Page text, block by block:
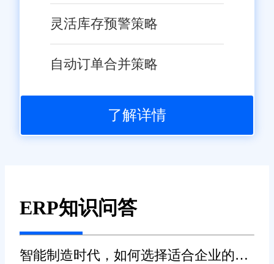
灵活库存预警策略
自动订单合并策略
了解详情
ERP知识问答
智能制造时代，如何选择适合企业的